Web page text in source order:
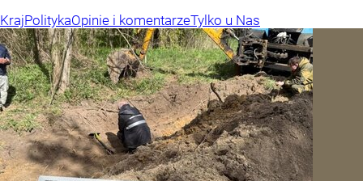
KrajPolitykaOpinie i komentarzeTylko u Nas